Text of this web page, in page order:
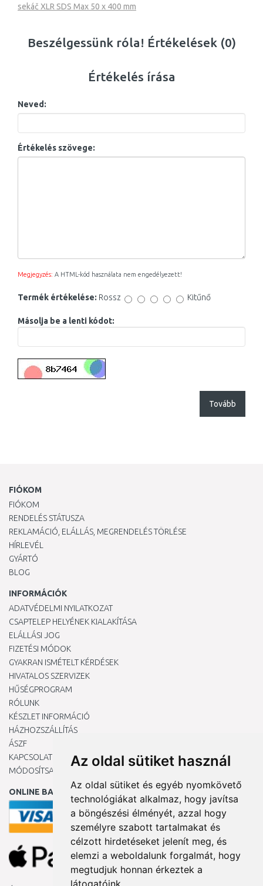
Az oldal sütiket használ
Az oldal sütiket és egyéb nyomkövető
technológiákat alkalmaz, hogy javítsa
a böngészési élményét, azzal hogy
személyre szabott tartalmakat és
célzott hirdetéseket jelenít meg, és
elemzi a weboldalunk forgalmát, hogy
megtudjuk honnan érkeztek a
látogatóink.
sekáč XLR SDS Max 50 x 400 mm
Beszélgessünk róla! Értékelések (0)
Értékelés írása
Neved:
Értékelés szövege:
Megjegyzés: A HTML-kód használata nem engedélyezett!
Termék értékelése: Rossz Kitűnő
Másolja be a lenti kódot:
Tovább
FIÓKOM
FIÓKOM
RENDELÉS STÁTUSZA
REKLAMÁCIÓ, ELÁLLÁS, MEGRENDELÉS TÖRLÉSE
HÍRLEVÉL
GYÁRTÓ
BLOG
INFORMÁCIÓK
ADATVÉDELMI NYILATKOZAT
CSAPTELEP HELYÉNEK KIALAKÍTÁSA
ELÁLLÁSI JOG
FIZETÉSI MÓDOK
GYAKRAN ISMÉTELT KÉRDÉSEK
HIVATALOS SZERVIZEK
HŰSÉGPROGRAM
RÓLUNK
KÉSZLET INFORMÁCIÓ
HÁZHOZSZÁLLÍTÁS
ÁSZF
KAPCSOLAT
MÓDOSÍTSA A COOKIE-BEÁLLÍTÁSAIMAT
ONLINE BANKKÁRTYÁVAL